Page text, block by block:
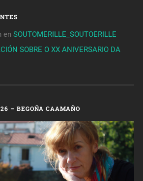
en SOUTOMERILLE_SOUTOERILLE
SOBRE O XX ANIVERSARIO DA
– BEGOÑA CAAMAÑO